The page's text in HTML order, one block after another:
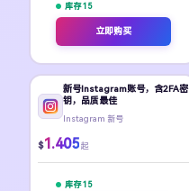
库存 15
立即购买
新号Instagram账号，含2FA密
钥，品质最佳
Instagram 新号
$1.405 起
库存 15